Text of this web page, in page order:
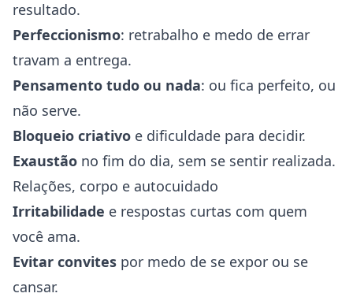
resultado.
Perfeccionismo: retrabalho e medo de errar
travam a entrega.
Pensamento tudo ou nada: ou fica perfeito, ou
não serve.
Bloqueio criativo e dificuldade para decidir.
Exaustão no fim do dia, sem se sentir realizada.
Relações, corpo e autocuidado
Irritabilidade e respostas curtas com quem
você ama.
Evitar convites por medo de se expor ou se
cansar.